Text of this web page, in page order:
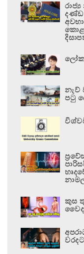
දණ්ඩ
නැව්
පටු
කුස